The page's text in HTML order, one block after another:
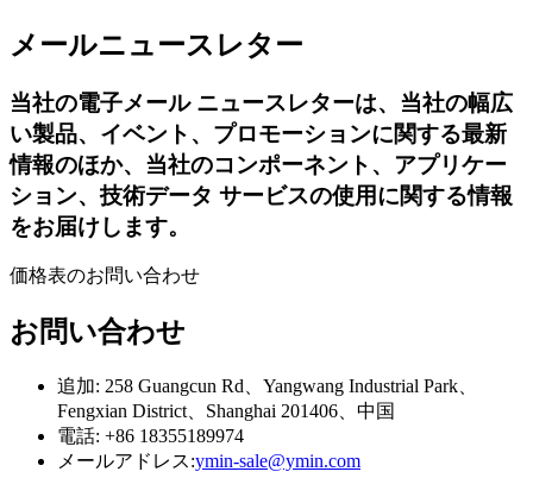
メールニュースレター
当社の電子メール ニュースレターは、当社の幅広
い製品、イベント、プロモーションに関する最新
情報のほか、当社のコンポーネント、アプリケー
ション、技術データ サービスの使用に関する情報
をお届けします。
価格表のお問い合わせ
お問い合わせ
追加: 258 Guangcun Rd、Yangwang Industrial Park、
Fengxian District、Shanghai 201406、中国
電話: +86 18355189974
メールアドレス:ymin-sale@ymin.com